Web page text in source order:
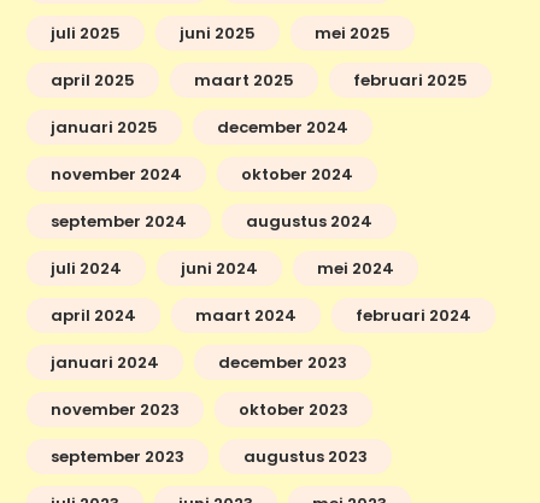
juli 2025 juni 2025 mei 2025
april 2025 maart 2025 februari 2025
januari 2025 december 2024
november 2024 oktober 2024
september 2024 augustus 2024
juli 2024 juni 2024 mei 2024
april 2024 maart 2024 februari 2024
januari 2024 december 2023
november 2023 oktober 2023
september 2023 augustus 2023